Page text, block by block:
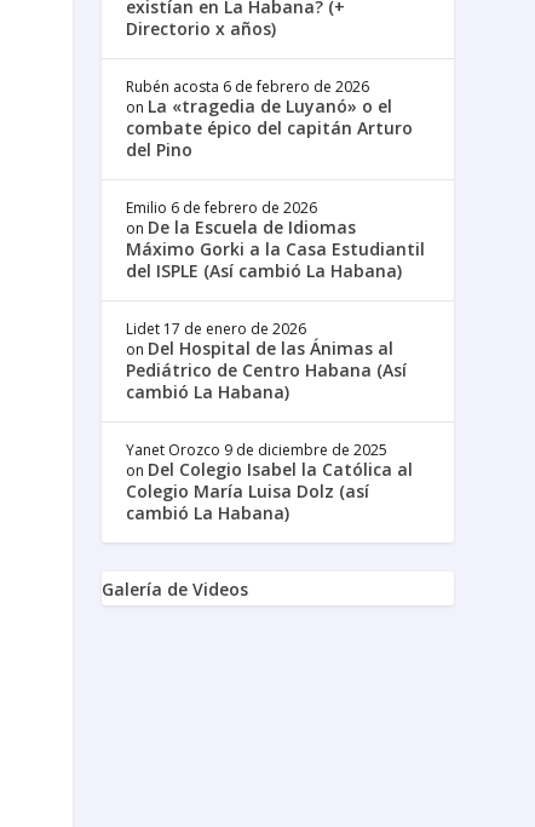
existían en La Habana? (+
Directorio x años)
Rubén acosta 6 de febrero de 2026
on La «tragedia de Luyanó» o el
combate épico del capitán Arturo
del Pino
Emilio 6 de febrero de 2026
on De la Escuela de Idiomas
Máximo Gorki a la Casa Estudiantil
del ISPLE (Así cambió La Habana)
Lidet 17 de enero de 2026
on Del Hospital de las Ánimas al
Pediátrico de Centro Habana (Así
cambió La Habana)
Yanet Orozco 9 de diciembre de 2025
on Del Colegio Isabel la Católica al
Colegio María Luisa Dolz (así
cambió La Habana)
Galería de Videos